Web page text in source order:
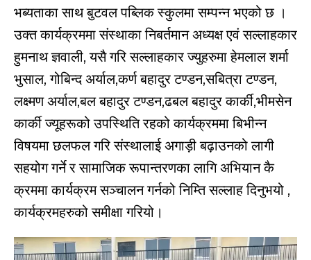
भब्यताका साथ बुटवल पब्लिक स्कुलमा सम्पन्न भएको छ ।
उक्त कार्यक्रममा संस्थाका निबर्तमान अध्यक्ष एवं सल्लाहकार
हुमनाथ ज्ञवाली, यसै गरि सल्लाहकार ज्युहरुमा हेमलाल शर्मा
भुसाल, गोबिन्द अर्याल,कर्ण बहादुर टण्डन,सबित्रा टण्डन,
लक्ष्मण अर्याल,बल बहादुर टण्डन,ढबल बहादुर कार्की,भीमसेन
कार्की ज्यूहरूको उपस्थिति रहको कार्यक्रममा बिभीन्न
विषयमा छलफल गरि संस्थालाई अगाड़ी बढ़ाउनको लागी
सहयोग गर्ने र सामाजिक रूपान्तरणका लागि अभियान कै
क्रममा कार्यक्रम सञ्चालन गर्नको निम्ति सल्लाह दिनुभयो ,
कार्यक्रमहरुको समीक्षा गरियो।